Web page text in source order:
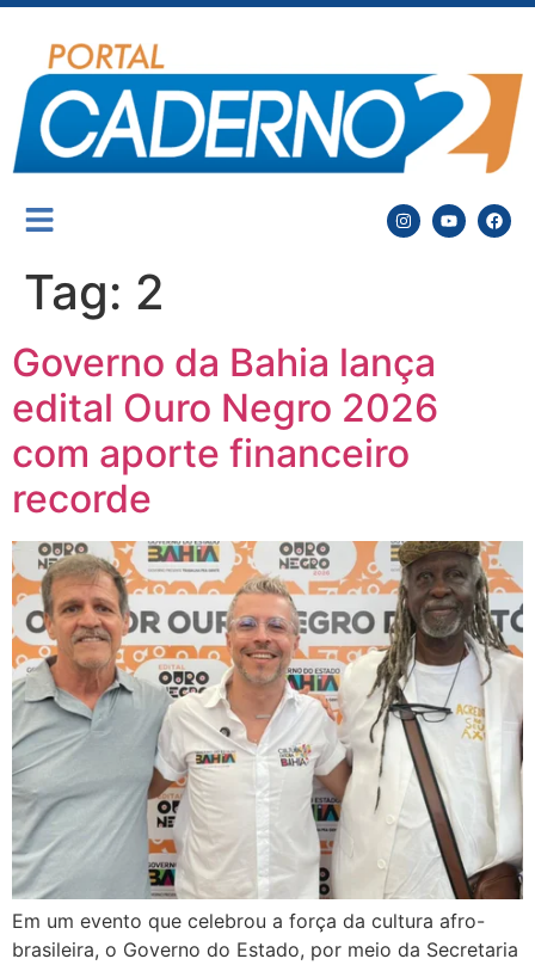
Tag: 2
Governo da Bahia lança
edital Ouro Negro 2026
com aporte financeiro
recorde
Em um evento que celebrou a força da cultura afro-
brasileira, o Governo do Estado, por meio da Secretaria